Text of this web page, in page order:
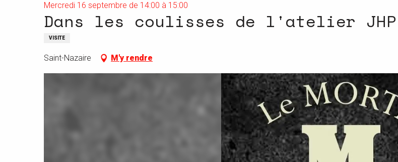
Mercredi 16 septembre de 14:00 à 15:00
Dans les coulisses de l'atelier
VISITE
Saint-Nazaire M'y rendre